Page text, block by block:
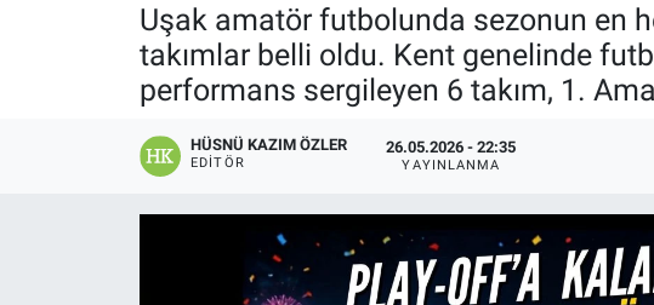
Uşak amatör futbolunda sezonun en
takımlar belli oldu. Kent genelinde
performans sergileyen 6 takım, 1.
HÜSNÜ KAZIM ÖZLER
EDITÖR
26.05.2026 - 22:35
YAYINLANMA
Uşak Haberleri